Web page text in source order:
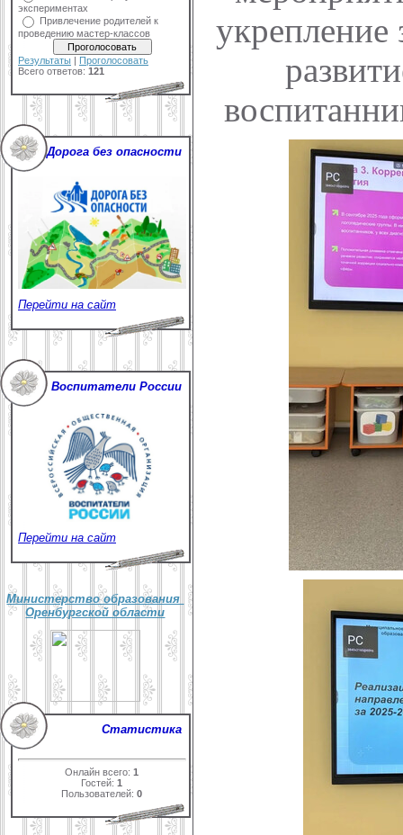
экспериментах
Привлечение родителей к
проведению мастер-классов
Результаты | Проголосовать
Всего ответов: 121
Дорога без опасности
Перейти на сайт
Воспитатели России
Перейти на сайт
Министерство образования
Оренбургской области
Статистика
Онлайн всего:1
Гостей:1
Пользователей:0
укрепление